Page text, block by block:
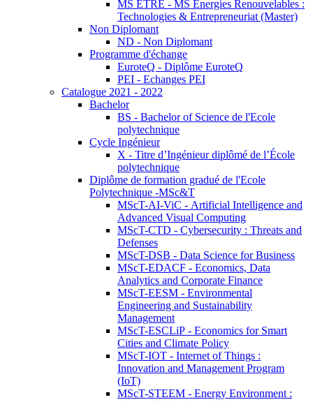
MS ETRE - MS Energies Renouvelables :
Technologies & Entrepreneuriat (Master)
Non Diplomant
ND - Non Diplomant
Programme d'échange
EuroteQ - Diplôme EuroteQ
PEI - Echanges PEI
Catalogue 2021 - 2022
Bachelor
BS - Bachelor of Science de l'Ecole
polytechnique
Cycle Ingénieur
X - Titre d’Ingénieur diplômé de l’École
polytechnique
Diplôme de formation gradué de l'Ecole
Polytechnique -MSc&T
MScT-AI-ViC - Artificial Intelligence and
Advanced Visual Computing
MScT-CTD - Cybersecurity : Threats and
Defenses
MScT-DSB - Data Science for Business
MScT-EDACF - Economics, Data
Analytics and Corporate Finance
MScT-EESM - Environmental
Engineering and Sustainability
Management
MScT-ESCLiP - Economics for Smart
Cities and Climate Policy
MScT-IOT - Internet of Things :
Innovation and Management Program
(IoT)
MScT-STEEM - Energy Environment :